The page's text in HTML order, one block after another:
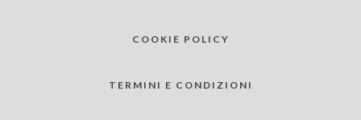
COOKIE POLICY
TERMINI E CONDIZIONI